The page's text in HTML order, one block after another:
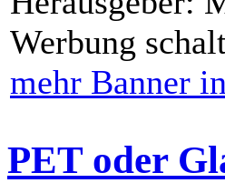
Werbung
mehr Banner
PET oder